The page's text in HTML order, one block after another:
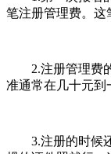
笔注册管理费。这
2.注册管理费的
准通常在几十元到
3.注册的时候还